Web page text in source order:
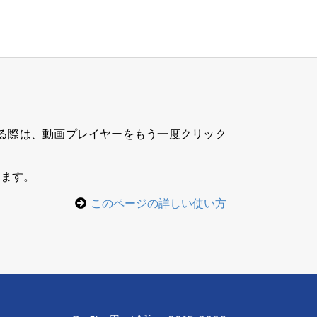
は、動画プレイヤーをもう一度クリック
す。
このページの詳しい使い方